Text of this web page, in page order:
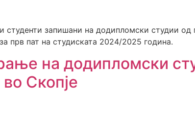
студенти запишани на додипломски студии
прв пат на студиската 2024/2025 година.
на додипломски
Скопје